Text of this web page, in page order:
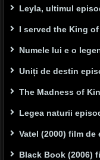
Leyla, ultimul
I served the King
Numele lui e o
Uniți de destin
The Madness of
Legea naturii
Vatel (2000) film de
Black Book (2006)